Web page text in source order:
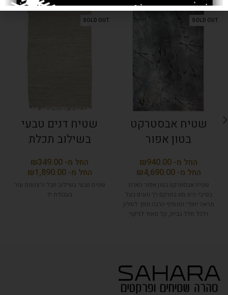
SOLD OUT
שטיח אבסטרקט
בטון אפור
₪
₪
שטיח אבסטרקט בטון אפור הארוג
בסיבי היט סט במרקם רך ונעים בעל
מראה יחודי ומוסיף הרבה נופך לסלון
ולכל חלל בבית, קל מאוד לניקוי
SOLD OUT
שטיח דנים טבעי
בשילוב תכלת
₪
₪
שטיח טבעי בשילוב חבל ורצועות עור
בעבודת יד